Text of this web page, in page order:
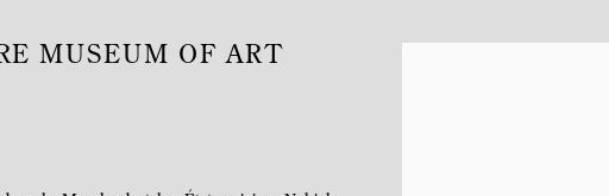
MUSEUM OF ART